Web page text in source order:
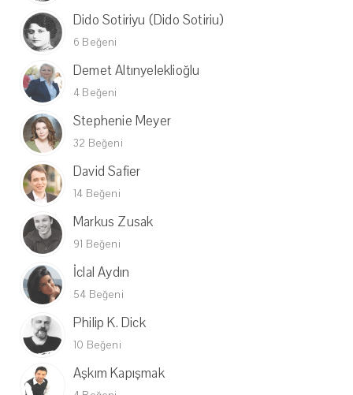
Dido Sotiriyu (Dido Sotiriu)
6 Beğeni
Demet Altınyeleklioğlu
4 Beğeni
Stephenie Meyer
32 Beğeni
David Safier
14 Beğeni
Markus Zusak
91 Beğeni
İclal Aydın
54 Beğeni
Philip K. Dick
10 Beğeni
Aşkım Kapışmak